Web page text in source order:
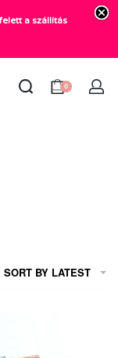
0
SORT BY LATEST
a szállítás